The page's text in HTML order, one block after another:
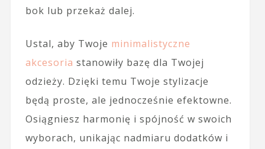
bok lub przekaż dalej.
Ustal, aby Twoje minimalistyczne
akcesoria stanowiły bazę dla Twojej
odzieży. Dzięki temu Twoje stylizacje
będą proste, ale jednocześnie efektowne.
Osiągniesz harmonię i spójność w swoich
wyborach, unikając nadmiaru dodatków i